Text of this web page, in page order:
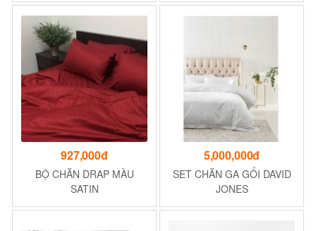
927,000đ
BỘ CHĂN DRAP MÀU
SATIN
5,000,000đ
SET CHĂN GA GỐI DAVID
JONES